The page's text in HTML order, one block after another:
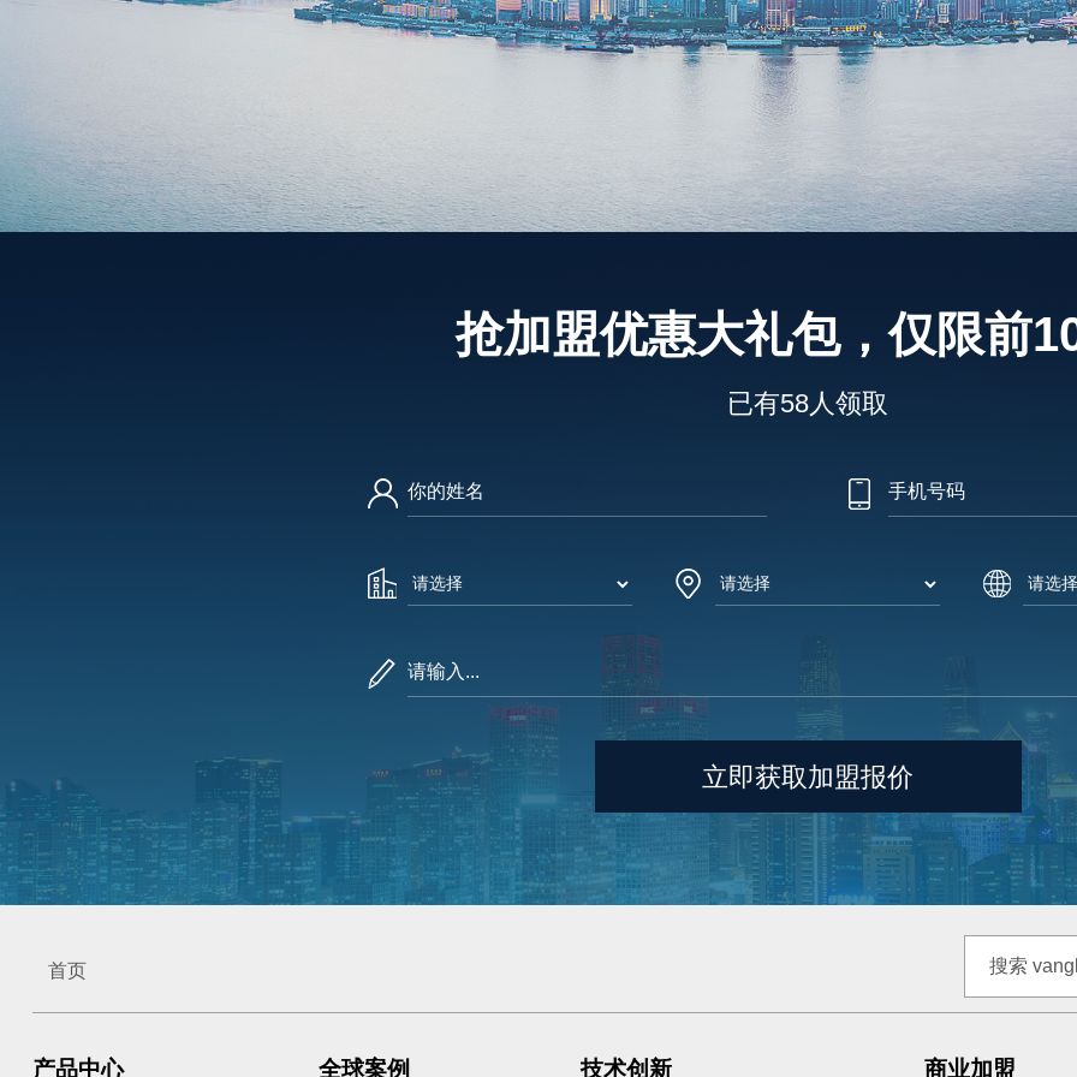
抢加盟优惠大礼包，仅限前
已有58人领取
你的姓名 手机号码
请输入...
首页
产品中心 全球案例 技术创新 商业加盟